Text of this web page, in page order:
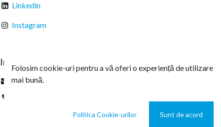
Linkedin
Instagram
Intrați în legătură
office@sterachemicals.ro
Folosim cookie-uri pentru a vă oferi o experiență de utilizare
mai bună.
Politica Cookie-urilor Sunt de acord